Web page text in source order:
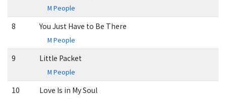
M People
8 You Just Have to Be There
M People
9 Little Packet
M People
10 Love Is in My Soul